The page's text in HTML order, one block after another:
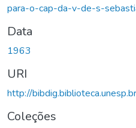
para-o-cap-da-v-de-s-
Data
1963
URI
http://
Coleções